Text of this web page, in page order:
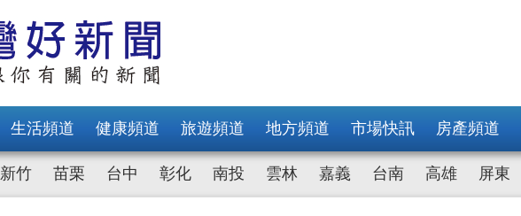
生活頻道 健康頻道 旅遊頻道 地方頻道 市場快訊 房產頻道
新竹 苗栗 台中 彰化 南投 雲林 嘉義 台南 高雄 屏東